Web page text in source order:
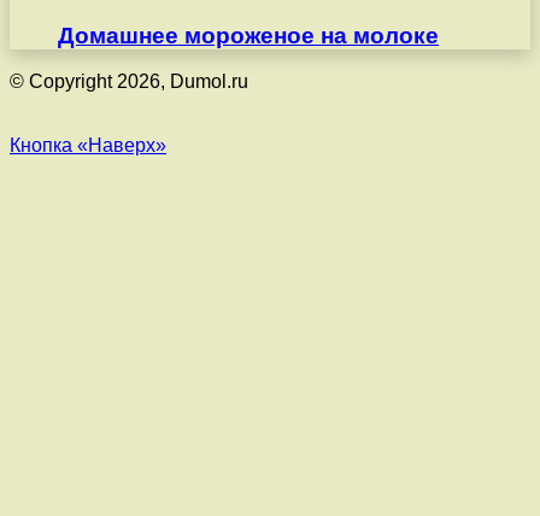
Домашнее мороженое на молоке
© Copyright 2026, Dumol.ru
Кнопка «Наверх»